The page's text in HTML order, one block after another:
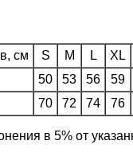
см S M L XL
50 53 56 59
70 72 74 76
в 5% от